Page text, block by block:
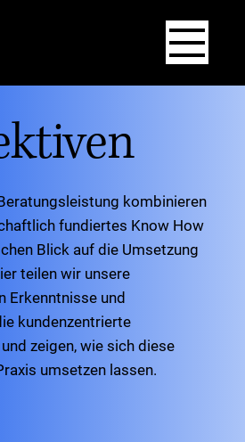
kombinieren
fundiertes Know How
Blick auf die Umsetzung
teilen wir unsere
Erkenntnisse und
kundenzentrierte
zeigen, wie sich diese
umsetzen lassen.